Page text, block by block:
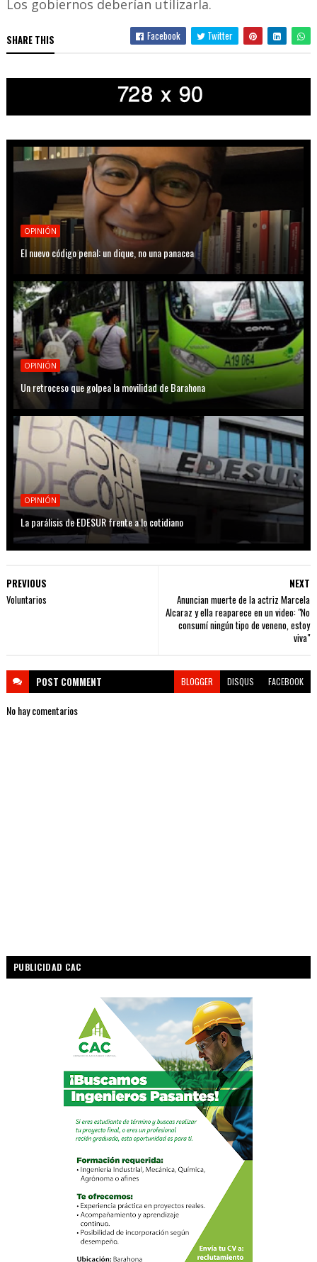
Los gobiernos deberían utilizarla.
SHARE THIS Facebook Twitter
OPINIÓN
El nuevo código penal: un dique, no una panacea
OPINIÓN
Un retroceso que golpea la movilidad de Barahona
OPINIÓN
La parálisis de EDESUR frente a lo cotidiano
NEXT
Anuncian muerte de la actriz Marcela
Alcaraz y ella reaparece en un video: "No
consumí ningún tipo de veneno, estoy
viva"
PREVIOUS
Voluntarios
POST COMMENT BLOGGER DISQUS FACEBOOK
No hay comentarios
PUBLICIDAD CAC